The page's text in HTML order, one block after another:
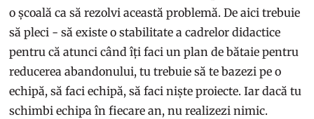
o școală ca să rezolvi această problemă. De aici trebuie
să pleci - să existe o stabilitate a cadrelor didactice
pentru că atunci când îți faci un plan de bătaie pentru
reducerea abandonului, tu trebuie să te bazezi pe o
echipă, să faci echipă, să faci niște proiecte. Iar dacă tu
schimbi echipa în fiecare an, nu realizezi nimic.